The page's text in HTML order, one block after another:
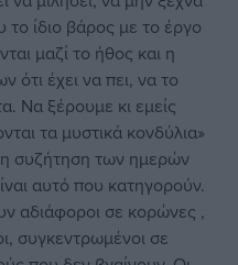
το ίδιο βάρος με το έργο
μαζί το ήθος και η
ότι έχει να πει, να το
Να ξέρουμε κι εμείς
τα μυστικά κονδύλια»
η συζήτηση των ημερών
αυτό που κατηγορούν.
αδιάφοροι σε κορώνες ,
συγκεντρωμένοι σε